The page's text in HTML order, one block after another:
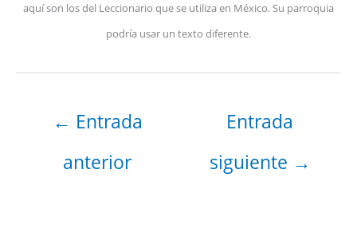
aquí son los del Leccionario que se utiliza en México. Su parroquia
podría usar un texto diferente.
← Entrada
anterior
Entrada
siguiente →